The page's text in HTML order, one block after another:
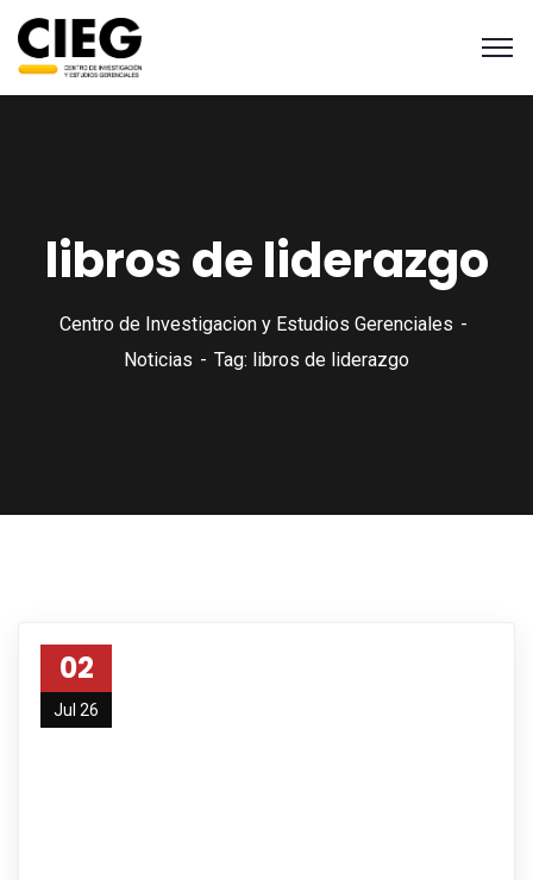
libros de liderazgo
Centro de Investigacion y Estudios Gerenciales
Noticias
Tag: libros de liderazgo
02
Jul 26